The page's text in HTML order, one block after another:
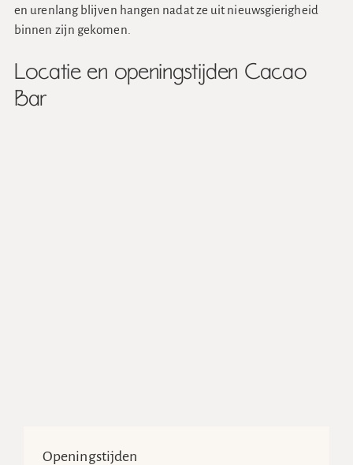
en urenlang blijven hangen nadat ze uit nieuwsgierigheid
binnen zijn gekomen.
Locatie en openingstijden Cacao
Bar
Openingstijden